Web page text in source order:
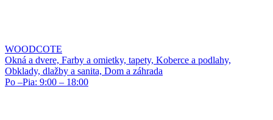
WOODCOTE
Okná a dvere, Farby a omietky, tapety, Koberce a podlahy,
Obklady, dlažby a sanita, Dom a záhrada
Po –Pia: 9:00 – 18:00